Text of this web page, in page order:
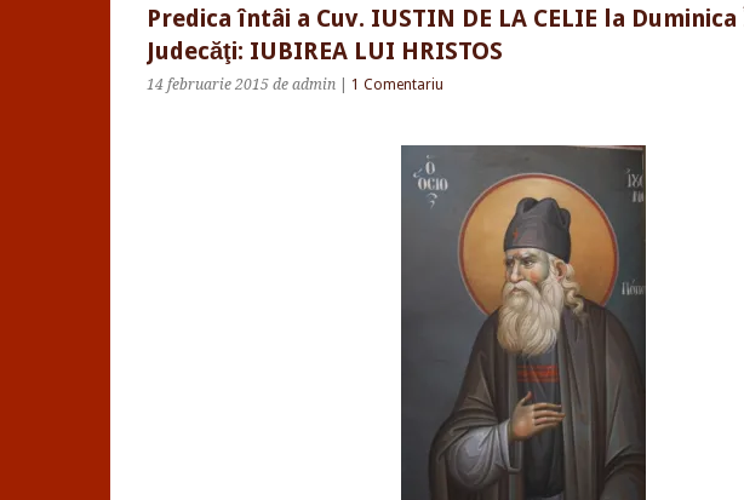
Predica întâi a Cuv. IUSTIN DE LA CELIE la
Judecăţi: IUBIREA LUI HRISTOS
14 februarie 2015 de admin 1 Comentariu